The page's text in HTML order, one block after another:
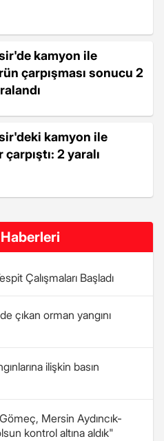
kamyon ile
çarpışması sonucu 2
kamyon ile
2 yaralı
Çalışmaları Başladı
çıkan orman yangını
ilişkin basın
Mersin Aydıncık-
kontrol altına aldık"